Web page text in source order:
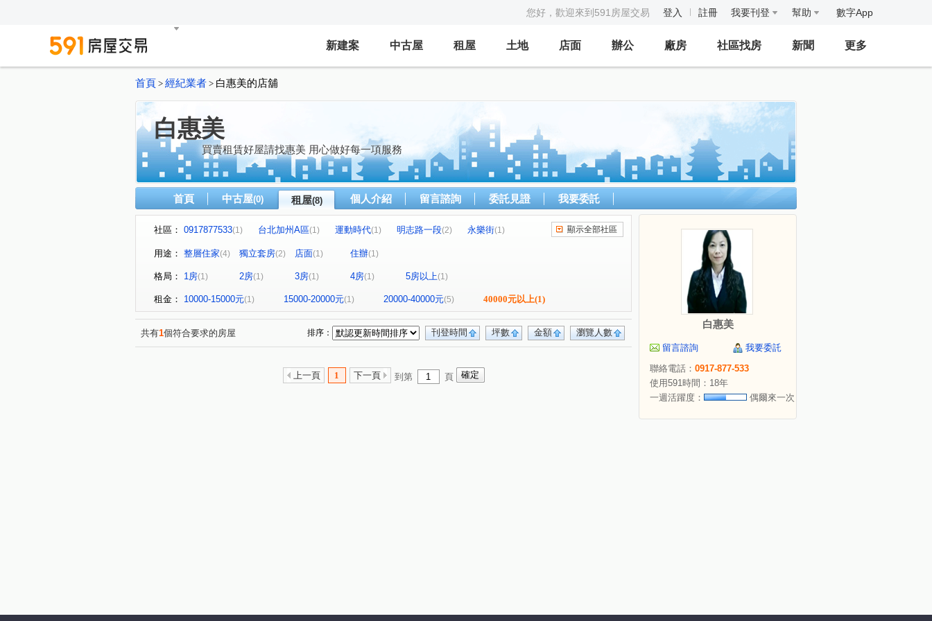
您好，歡迎來到591房屋交易 登入 註冊 我要刊登 幫助 數字App
新建案 中古屋 租屋 土地 店面 辦公 廠房 社區找房 新聞 更多
首頁 > 經紀業者 > 白惠美的店舖
白惠美
買賣租賃好屋請找惠美 用心做好每一項服務
首頁 中古屋(0) 租屋(8) 個人介紹 留言諮詢 委託見證 我要委託
社區： 0917877533(1) 台北加州A區(1) 運動時代(1) 明志路一段(2) 永樂街(1)
半山雅 (1) 明志路三段 中港路
顯示全部社區
用途： 整層住家(4) 獨立套房(2) 店面(1) 住辦(1)
格局： 1房(1) 2房(1) 3房(1) 4房(1) 5房以上(1)
租金： 10000-15000元(1) 15000-20000元(1) 20000-40000元(5) 40000元以上(1)
共有1個符合要求的房屋 瀏覽人數
金額
坪數
刊登時間
排序：
上一頁 1 下一頁 到第 頁
白惠美
留言諮詢
我要委託
聯絡電話： 0917-877-533
使用591時間：18年
一週活躍度：
偶爾來一次